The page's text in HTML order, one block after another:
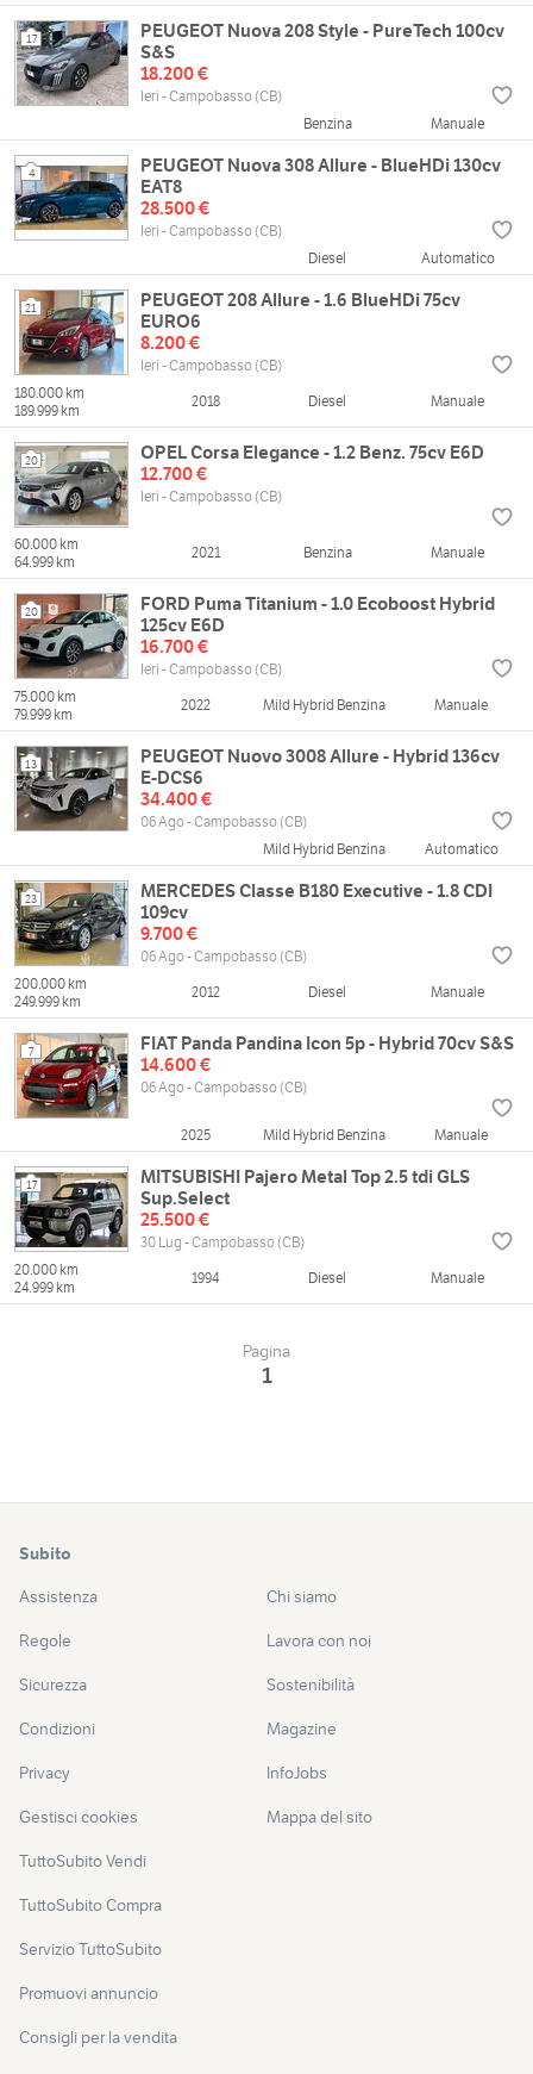
17
PEUGEOT Nuova 208 Style - PureTech 100cv
S&S
18.200 €
Ieri - Campobasso (CB)
Benzina
Manuale
4
PEUGEOT Nuova 308 Allure - BlueHDi 130cv
EAT8
28.500 €
Ieri - Campobasso (CB)
Diesel
Automatico
21
PEUGEOT 208 Allure - 1.6 BlueHDi 75cv
EURO6
8.200 €
Ieri - Campobasso (CB)
180.000 km
189.999 km
2018 Diesel Manuale
20
OPEL Corsa Elegance - 1.2 Benz. 75cv E6D
12.700 €
Ieri - Campobasso (CB)
60.000 km
64.999 km
2021 Benzina Manuale
20
FORD Puma Titanium - 1.0 Ecoboost Hybrid
125cv E6D
16.700 €
Ieri - Campobasso (CB)
75.000 km
79.999 km
2022 Mild Hybrid Benzina Manuale
13
PEUGEOT Nuovo 3008 Allure - Hybrid 136cv
E-DCS6
34.400 €
06 Ago - Campobasso (CB)
Mild Hybrid Benzina
Automatico
23
MERCEDES Classe B180 Executive - 1.8 CDI
109cv
9.700 €
06 Ago - Campobasso (CB)
200.000 km
249.999 km
2012 Diesel Manuale
7
FIAT Panda Pandina Icon 5p - Hybrid 70cv S&S
14.600 €
06 Ago - Campobasso (CB)
2025 Mild Hybrid Benzina Manuale
17
MITSUBISHI Pajero Metal Top 2.5 tdi GLS
Sup.Select
25.500 €
30 Lug - Campobasso (CB)
20.000 km
24.999 km
1994 Diesel Manuale
Pagina
1
Subito
Assistenza
Regole
Sicurezza
Condizioni
Privacy
Gestisci cookies
TuttoSubito Vendi
TuttoSubito Compra
Servizio TuttoSubito
Promuovi annuncio
Consigli per la vendita
Chi siamo
Lavora con noi
Sostenibilità
Magazine
InfoJobs
Mappa del sito